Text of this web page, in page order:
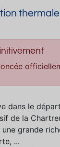
thermale
dans le
de la
grande
...